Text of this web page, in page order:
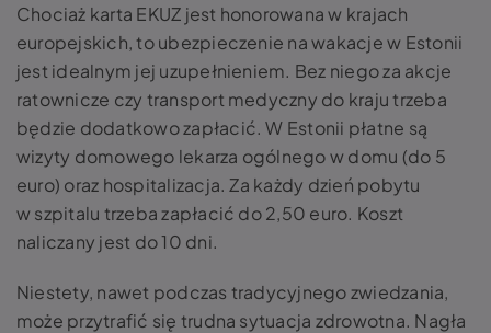
Chociaż karta EKUZ jest honorowana w krajach
europejskich, to ubezpieczenie na wakacje w Estonii
jest idealnym jej uzupełnieniem. Bez niego za akcje
ratownicze czy transport medyczny do kraju trzeba
będzie dodatkowo zapłacić. W Estonii płatne są
wizyty domowego lekarza ogólnego w domu (do 5
euro) oraz hospitalizacja. Za każdy dzień pobytu
w szpitalu trzeba zapłacić do 2,50 euro. Koszt
naliczany jest do 10 dni.
Niestety, nawet podczas tradycyjnego zwiedzania,
może przytrafić się trudna sytuacja zdrowotna. Nagła